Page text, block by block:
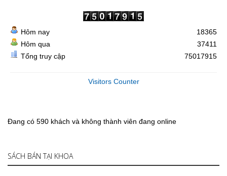
Hôm nay
Hôm qua
Tổng truy cập
18365
37411
75017915
Visitors Counter
Đang có 590 khách và không thành viên đang online
SÁCH BÁN TẠI KHOA